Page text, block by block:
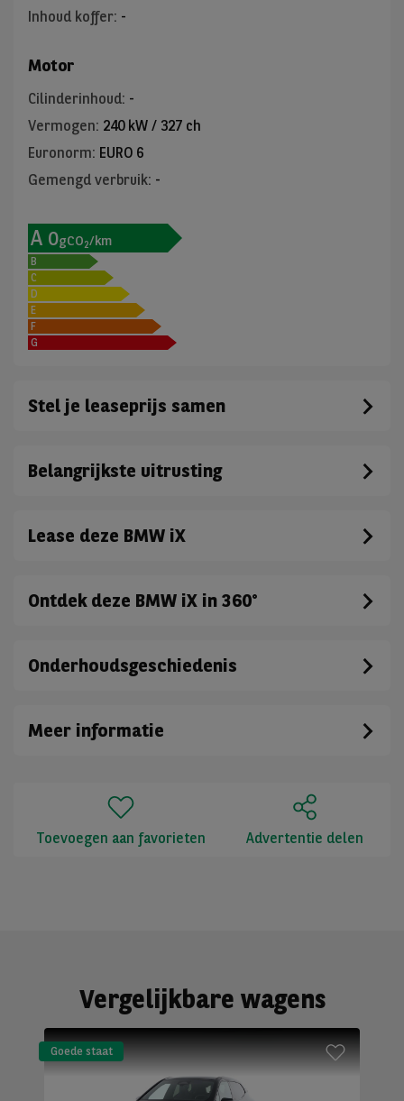
Inhoud koffer: -
Motor
Cilinderinhoud: -
Vermogen: 240 kW / 327 ch
Euronorm: EURO 6
Gemengd verbruik: -
A 0gCO2/km
B
C
D
E
F
G
Stel je leaseprijs samen
Belangrijkste uitrusting
Lease deze BMW iX
Ontdek deze BMW iX in 360°
Onderhoudsgeschiedenis
Meer informatie
Toevoegen aan favorieten Advertentie delen
Vergelijkbare wagens
Goede staat